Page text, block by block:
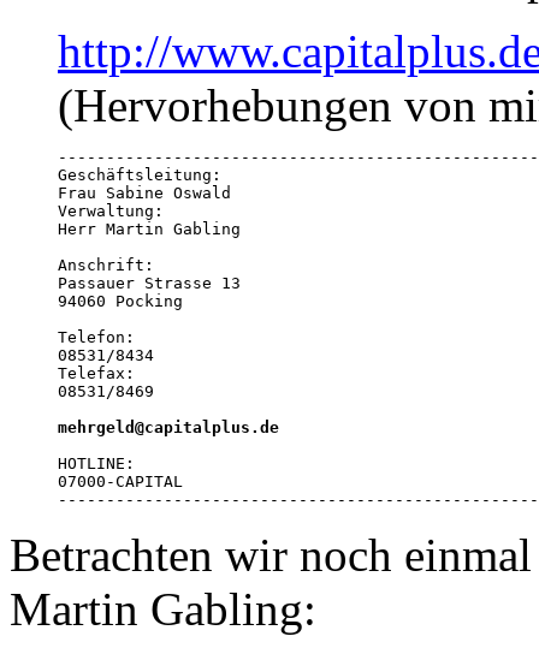
http://
(Hervorhebungen von
Geschäftsleitung:
Frau Sabine Oswald
Verwaltung:
Herr Martin Gabling
Anschrift:
Passauer Strasse 13
94060 Pocking
Telefon:
08531/8434
Telefax:
08531/8469
mehrgeld@capitalplus.de
HOTLINE:
07000-CAPITAL
Betrachten wir noch
Martin Gabling: